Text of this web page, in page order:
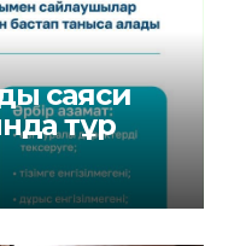
саяси
тұр